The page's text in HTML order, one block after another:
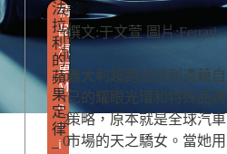
精
品
汽
車
M
o
v
i
法
拉
利
的
蘋
果
定
律
–
e
d
it
o
r
2
0
撰文:于文萱 圖片:Ferrari
義大利超跑法拉利憑藉自
己的耀眼光環和特殊品牌
策略，原本就是全球汽車
市場的天之驕女。當她用